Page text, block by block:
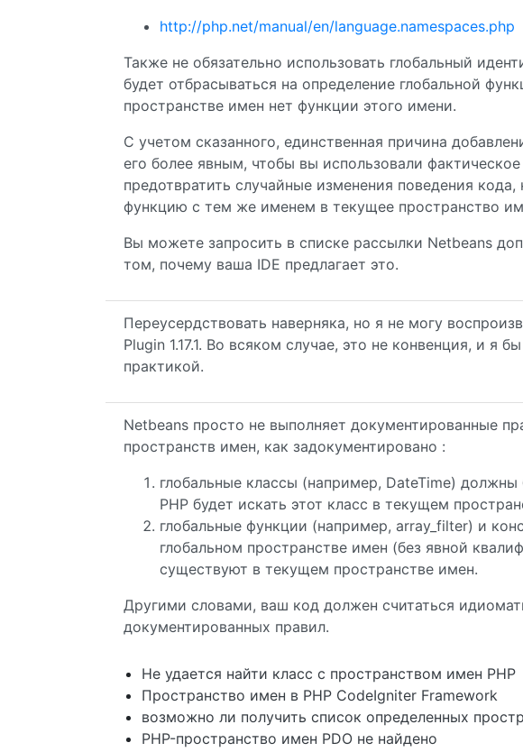
http://php.net/manual/en/language.namespaces.php
Также не обязательно использовать глобальный
будет отбрасываться на определение глобальной
пространстве имен нет функции этого имени.
С учетом сказанного, единственная причина
его более явным, чтобы вы использовали фактическое
предотвратить случайные изменения поведения кода,
функцию с тем же именем в текущее пространство
Вы можете запросить в списке рассылки Netbeans
том, почему ваша IDE предлагает это.
Переусердствовать наверняка, но я не могу
Plugin 1.17.1. Во всяком случае, это не конвенция, и я
практикой.
Netbeans просто не выполняет документированные
пространств имен, как задокументировано :
глобальные классы (например, DateTime)
PHP будет искать этот класс в текущем
глобальные функции (например, array_filter) и
глобальном пространстве имен (без явной
существуют в текущем пространстве имен.
Другими словами, ваш код должен считаться
документированных правил.
Не удается найти класс с пространством имен PHP
Пространство имен в PHP CodeIgniter Framework
возможно ли получить список определенных
PHP-пространство имен PDO не найдено